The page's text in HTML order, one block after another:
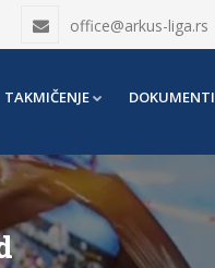
office@arkus-liga.rs
TAKMIČENJE DOKUMENTI